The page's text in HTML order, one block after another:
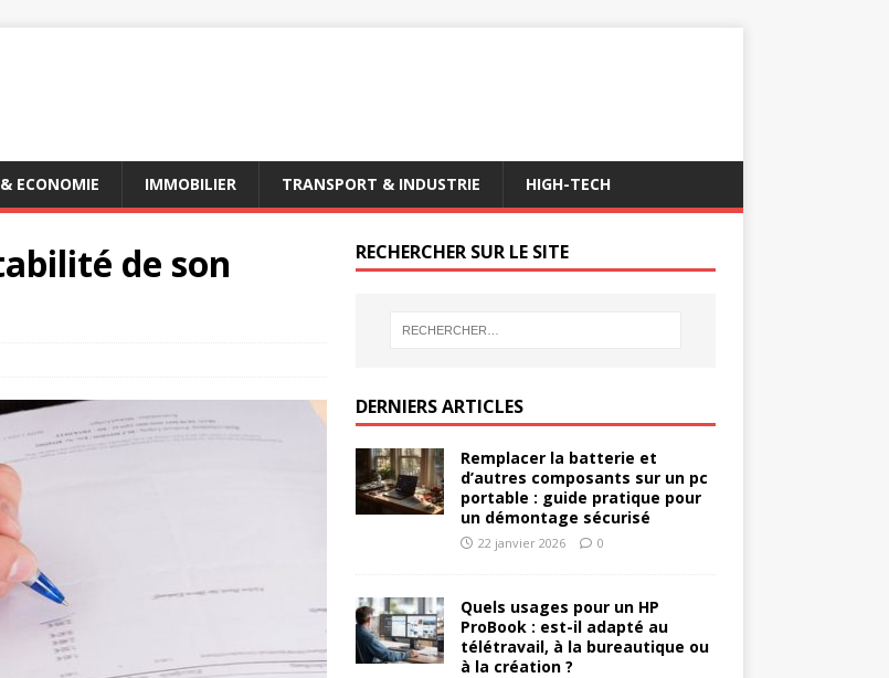
ECONOMIE IMMOBILIER TRANSPORT & INDUSTRIE HIGH-TECH
de son
RECHERCHER SUR LE SITE
DERNIERS ARTICLES
Remplacer la batterie et
d’autres composants sur un pc
portable : guide pratique pour
un démontage sécurisé
22 janvier 2026 0
Quels usages pour un HP
ProBook : est-il adapté au
télétravail, à la bureautique ou
à la création ?